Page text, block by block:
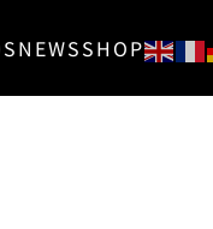
NEWSSHOP